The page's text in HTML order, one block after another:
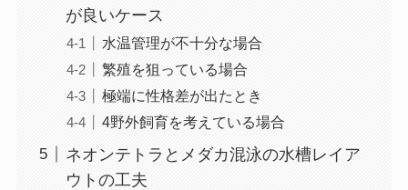
が良いケース
水温管理が不十分な場合
繁殖を狙っている場合
極端に性格差が出たとき
4野外飼育を考えている場合
ネオンテトラとメダカ混泳の水槽レイア
ウトの工夫